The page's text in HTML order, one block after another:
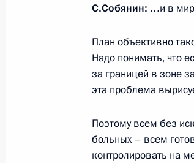
19 марта 2020 года,
Об общественных
19 марта 2020 года,
С.Собянин: …и в
План объективно
Надо понимать, что
за границей в зоне
эта проблема
Поэтому всем без
больных – всем
контролировать на